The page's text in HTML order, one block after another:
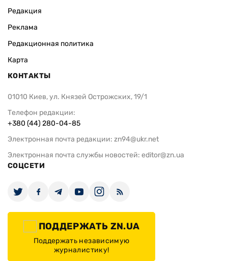
Редакция
Реклама
Редакционная политика
Карта
КОНТАКТЫ
01010 Киев, ул. Князей Острожских, 19/1
Телефон редакции:
+380 (44) 280-04-85
Электронная почта редакции: zn94@ukr.net
Электронная почта службы новостей: editor@zn.ua
СОЦСЕТИ
ПОДДЕРЖАТЬ ZN.UA
Поддержать независимую
журналистику!